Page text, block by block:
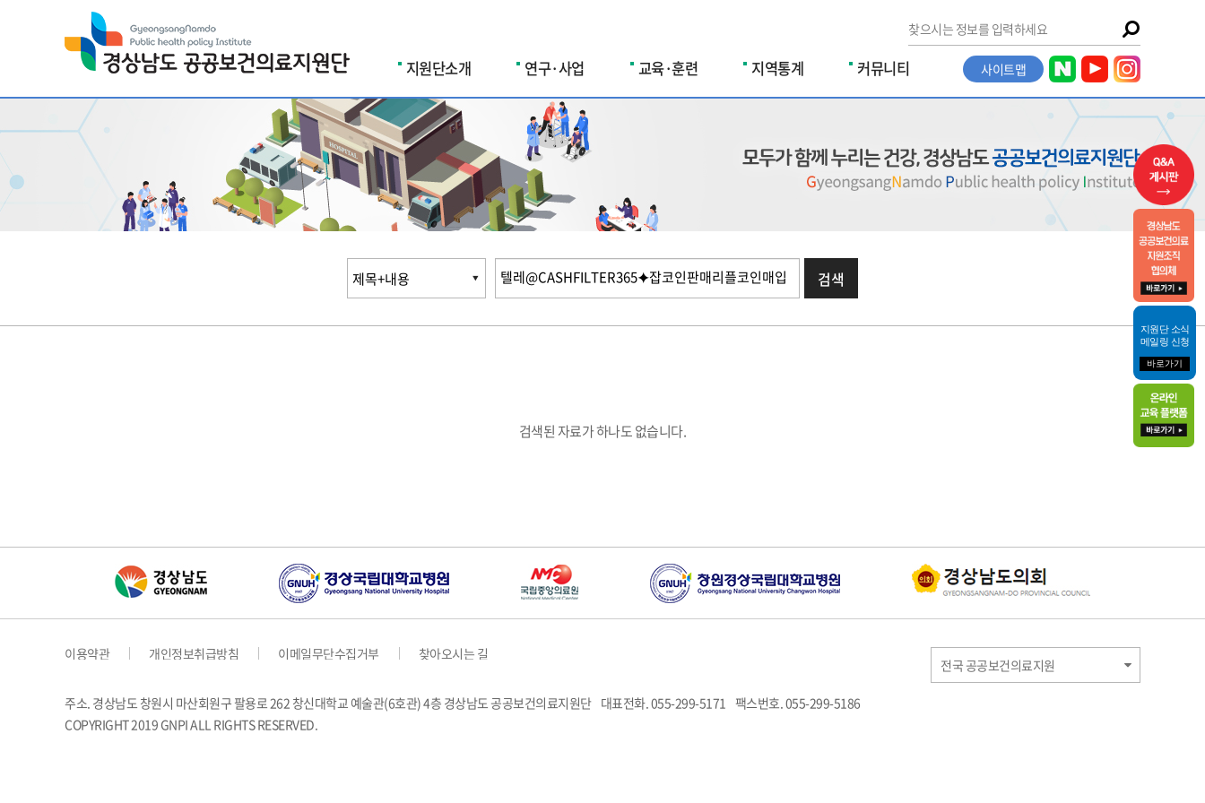
지원단소개 연구·사업 교육·훈련 지역통계 커뮤니티 사이트맵
검색
검색된 자료가 하나도 없습니다.
전국 공공보건의료지원
이용약관 개인정보취급방침 이메일무단수집거부 찾아오시는 길
주소. 경상남도 창원시 마산회원구 팔용로 262 창신대학교 예술관(6호관) 4층 경상남도 공공보건의료지원단 대표전화. 055-299-5171 팩스번호. 055-299-5186
COPYRIGHT 2019 GNPI ALL RIGHTS RESERVED.
지원단 소식
메일링 신청
바로가기